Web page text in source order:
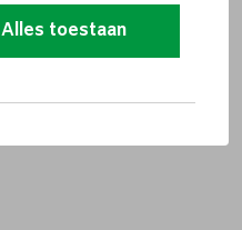
Alles toestaan